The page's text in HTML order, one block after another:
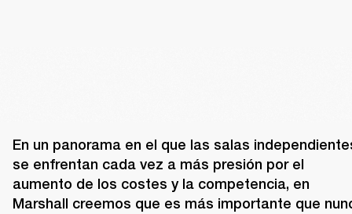
En un panorama en el que las salas
se enfrentan cada vez a más presión por el
aumento de los costes y la competencia, en
Marshall creemos que es más importante que